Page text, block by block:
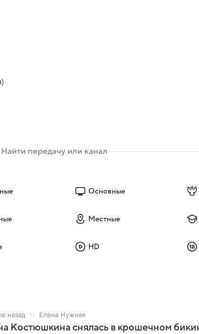
Основные
Местные
HD
назад Елена Нужная
Костюшкина снялась в крошечном